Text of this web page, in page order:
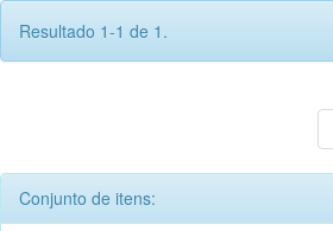
Resultado 1-1 de 1.
Conjunto de itens: